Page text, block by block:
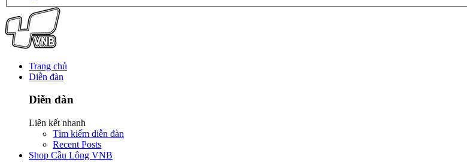
Trang chủ
Diễn đàn
Diễn đàn
Liên kết nhanh
Tìm kiếm diễn đàn
Recent Posts
Shop Cầu Lông VNB